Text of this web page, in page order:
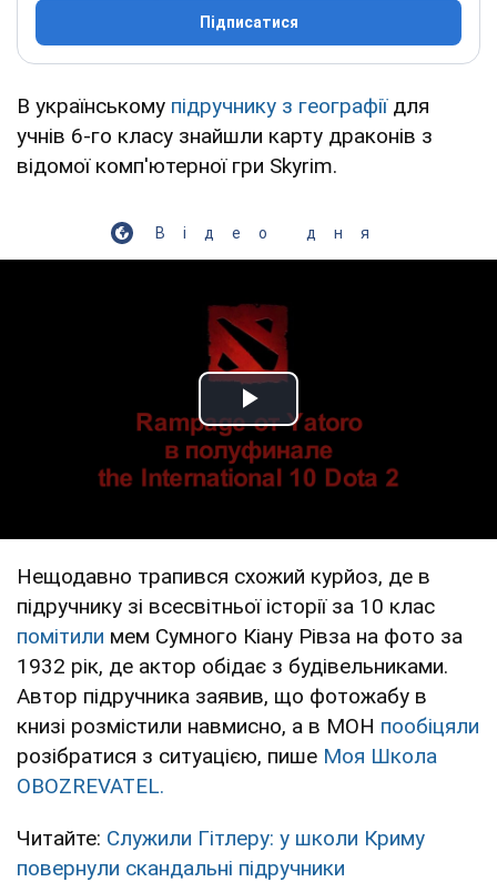
Підписатися
В українському підручнику з географіїдля
учнів 6-го класу знайшли карту драконів з
відомої комп'ютерної гри Skyrim.
Відео дня
Play Video
Нещодавно трапився схожий курйоз, де в
підручнику зі всесвітньої історії за 10 клас
помітили мем Сумного Кіану Рівза на фото за
1932 рік, де актор обідає з будівельниками.
Автор підручника заявив, що фотожабу в
книзі розмістили навмисно, а в МОН пообіцяли
розібратися з ситуацією, пише Моя Школа
OBOZREVATEL.
Читайте: Служили Гітлеру: у школи Криму
повернули скандальні підручники